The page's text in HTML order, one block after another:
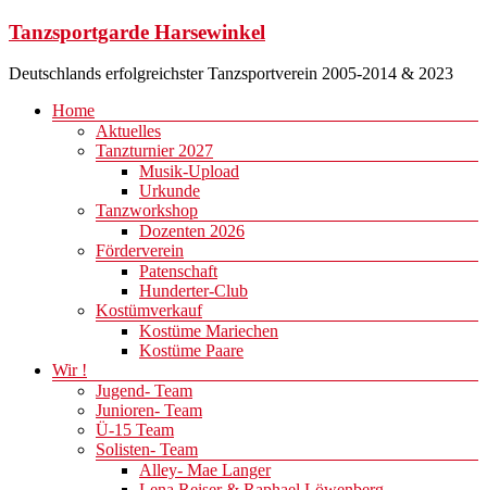
Zum
springen
Tanzsportgarde Harsewinkel
Deutschlands erfolgreichster Tanzsportverein 2005-2014 & 2023
Menü
Home
Aktuelles
Tanzturnier 2027
Musik-Upload
Urkunde
Tanzworkshop
Dozenten 2026
Förderverein
Patenschaft
Hunderter-Club
Kostümverkauf
Kostüme Mariechen
Kostüme Paare
Wir !
Jugend- Team
Junioren- Team
Ü-15 Team
Solisten- Team
Alley- Mae Langer